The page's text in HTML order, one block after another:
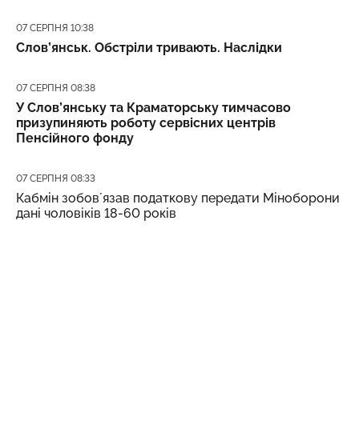
Дата публікації
07 СЕРПНЯ 10:38
Слов’янськ. Обстріли тривають. Наслідки
Дата публікації
07 СЕРПНЯ 08:38
У Слов’янську та Краматорську тимчасово
призупиняють роботу сервісних центрів
Пенсійного фонду
Дата публікації
07 СЕРПНЯ 08:33
Кабмін зобовʼязав податкову передати Міноборони
дані чоловіків 18-60 років